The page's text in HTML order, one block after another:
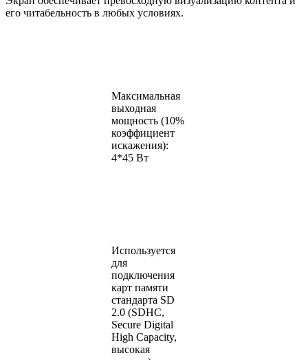
его читабельность в любых условиях.
Максимальная
выходная
мощность (10%
коэффициент
искажения):
4*45 Вт
Используется
для
подключения
карт памяти
стандарта SD
2.0 (SDHC,
Secure Digital
High Capacity,
высокая